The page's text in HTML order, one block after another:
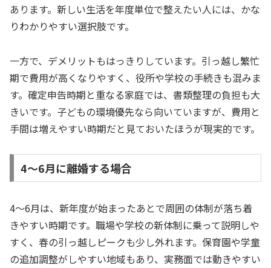
あります。新しい生活を年度単位で整えたい人には、かな
りわかりやすい選択肢です。
一方で、デメリットもはっきりしています。引っ越し繁忙
期で費用が高くなりやすく、役所や学校の手続きも混みま
す。確定申告時期と重なる家庭では、書類整理の負担も大
きいです。子どもの環境優先なら向いていますが、費用と
手間は増えやすい時期だと見ておいたほうが現実的です。
4〜6月に離婚する場合
4〜6月は、新年度が始まったあとで周囲の体制が落ち着
きやすい時期です。職場や学校の新体制に乗って説明しや
すく、春の引っ越しピークも少し外れます。保育園や学童
の追加調整がしやすい地域もあり、実務面では動きやすい